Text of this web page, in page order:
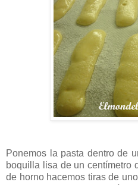
Ponemos la pasta dentro de
boquilla lisa de un centímetro
de horno hacemos tiras de